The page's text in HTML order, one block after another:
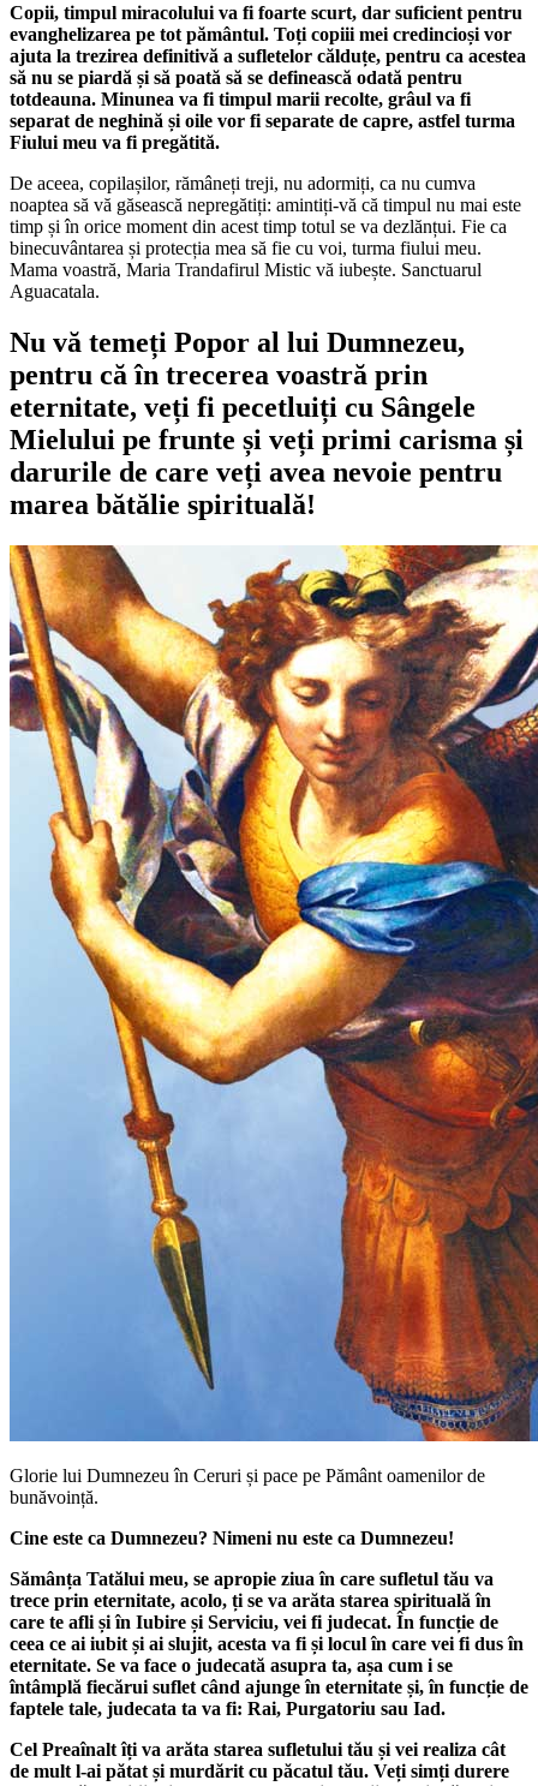
Copii, timpul miracolului va fi foarte scurt, dar suficient pentru
evanghelizarea pe tot pământul. Toți copiii mei credincioși vor
ajuta la trezirea definitivă a sufletelor călduțe, pentru ca acestea
să nu se piardă și să poată să se definească odată pentru
totdeauna. Minunea va fi timpul marii recolte, grâul va fi
separat de neghină și oile vor fi separate de capre, astfel turma
Fiului meu va fi pregătită.
De aceea, copilașilor, rămâneți treji, nu adormiți, ca nu cumva
noaptea să vă găsească nepregătiți: amintiți-vă că timpul nu mai este
timp și în orice moment din acest timp totul se va dezlănțui. Fie ca
binecuvântarea și protecția mea să fie cu voi, turma fiului meu.
Mama voastră, Maria Trandafirul Mistic vă iubește. Sanctuarul
Aguacatala.
Nu vă temeți Popor al lui Dumnezeu,
pentru că în trecerea voastră prin
eternitate, veți fi pecetluiți cu Sângele
Mielului pe frunte și veți primi carisma și
darurile de care veți avea nevoie pentru
marea bătălie spirituală!
Glorie lui Dumnezeu în Ceruri și pace pe Pământ oamenilor de
bunăvoință.
Cine este ca Dumnezeu? Nimeni nu este ca Dumnezeu!
Sămânța Tatălui meu, se apropie ziua în care sufletul tău va
trece prin eternitate, acolo, ți se va arăta starea spirituală în
care te afli și în Iubire și Serviciu, vei fi judecat. În funcție de
ceea ce ai iubit și ai slujit, acesta va fi și locul în care vei fi dus în
eternitate. Se va face o judecată asupra ta, așa cum i se
întâmplă fiecărui suflet când ajunge în eternitate și, în funcție de
faptele tale, judecata ta va fi: Rai, Purgatoriu sau Iad.
Cel Preaînalt îți va arăta starea sufletului tău și vei realiza cât
de mult l-ai pătat și murdărit cu păcatul tău. Veți simți durere